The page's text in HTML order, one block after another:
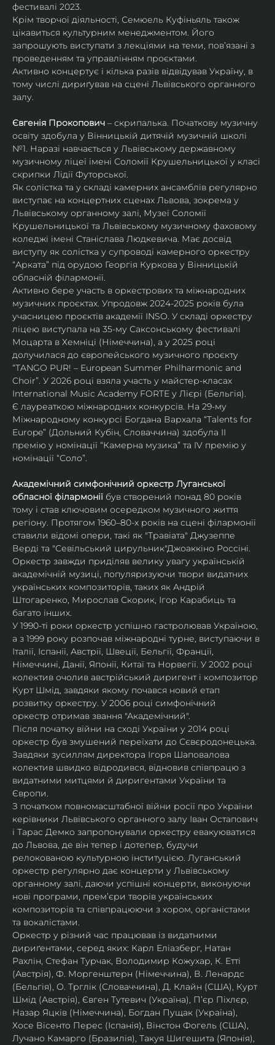
фестивалі 2023.
Крім творчої діяльності, Семюель Куфіньяль також
цікавиться культурним менеджментом. Його
запрошують виступати з лекціями на теми, пов’язані з
проведенням та управлінням проєктами.
Активно концертує і кілька разів відвідував Україну, в
тому числі дириґував на сцені Львівського органного
залу.
Євгенія Прокопович – скрипалька. Початкову музичну
освіту здобула у Вінницькій дитячій музичній школі
№1. Наразі навчається у Львівському державному
музичному ліцеї імені Соломії Крушельницької у класі
скрипки Лідії Футорської.
Як солістка та у складі камерних ансамблів регулярно
виступає на концертних сценах Львова, зокрема у
Львівському органному залі, Музеї Соломії
Крушельницької та Львівському музичному фаховому
коледжі імені Станіслава Людкевича. Має досвід
виступу як солістка у супроводі камерного оркестру
“Арката” під орудою Георгія Куркова у Вінницькій
обласній філармонії.
Активно бере участь в оркестрових та міжнародних
музичних проєктах. Упродовж 2024-2025 років була
учасницею проєктів академії INSO. У складі оркестру
ліцею виступала на 35-му Саксонському фестивалі
Моцарта в Хемніці (Німеччина), а у 2025 році
долучилася до європейського музичного проєкту
“TANGO PUR! – European Summer Philharmonic and
Choir”. У 2026 році взяла участь у майстер-класах
International Music Academy FORTE у Лієрі (Бельгія).
Є лауреаткою міжнародних конкурсів. На 29-му
Міжнародному конкурсі Богдана Вархала “Talents for
Europe” (Дольний Кубін, Словаччина) здобула ІІ
премію у номінації “Камерна музика” та IV премію у
номінації “Соло”.
Академічний симфонічний оркестр Луганської
обласної філармонії був створений понад 80 років
тому і став ключовим осередком музичного життя
регіону. Протягом 1960–80-х років на сцені філармонії
ставили відомі опери, такі як "Травіата" Джузеппе
Верді та "Севільський цирульник"Джоаккіно Россіні.
Оркестр завжди приділяв велику увагу українській
академічній музиці, популяризуючи твори видатних
українських композиторів, таких як Андрій
Штогаренко, Мирослав Скорик, Ігор Карабиць та
багато інших.
У 1990-ті роки оркестр успішно гастролював Україною,
а з 1999 року розпочав міжнародні турне, виступаючи в
Італії, Іспанії, Австрії, Швеції, Бельгії, Франції,
Німеччині, Данії, Японії, Китаї та Норвегії. У 2002 році
колектив очолив австрійський диригент і композитор
Курт Шмід, завдяки якому почався новий етап
розвитку оркестру. У 2006 році симфонічний
оркестр отримав звання "Академічний".
Після початку війни на сході України у 2014 році
оркестр був змушений переїхати до Сєвєродонецька.
Завдяки зусиллям директора Ігоря Шаповалова
колектив швидко відродився, відновив співпрацю з
видатними митцями й диригентами України та
Європи.
З початком повномасштабної війни росії про України
керівники Львівського органного залу Іван Остапович
і Тарас Демко запропонували оркестру евакуюватися
до Львова, де він тепер і дотепер, будучи
релокованою культурною інституцією. Луганський
оркестр регулярно дає концерти у Львівському
органному залі, даючи успішні концерти, виконуючи
нові програми, прем’єри творів українських
композиторів та співпрацюючи з хором, органістами
та вокалістами.
Оркестр у різний час працював із видатними
дириґентами, серед яких: Карл Еліазберг, Натан
Рахлін, Стефан Турчак, Володимир Кожухар, К. Етті
(Австрія), Ф. Моргенштерн (Німеччина), В. Ленардс
(Бельгія), О. Трглік (Словаччина), Д. Клайн (США), Курт
Шмід (Австрія), Євген Тутевич (Україна), П’єр Піхлєр,
Назар Яцків (Німеччина), Богдан Пущак (Україна),
Хосе Вісенто Перес (Іспанія), Вінстон Фогель (США),
Лучано Камарго (Бразилія), Такуя Шигешита (Японія),